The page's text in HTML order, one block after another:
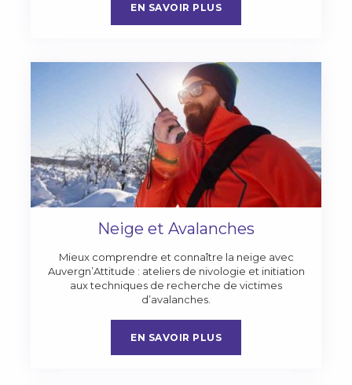
EN SAVOIR PLUS
Neige et Avalanches
Mieux comprendre et connaître la neige avec
Auvergn’Attitude : ateliers de nivologie et initiation
aux techniques de recherche de victimes
d’avalanches.
EN SAVOIR PLUS